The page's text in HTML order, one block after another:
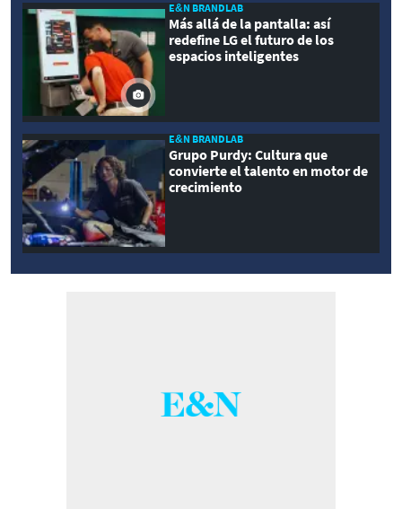
E&N BRANDLAB
Más allá de la pantalla: así
redefine LG el futuro de los
espacios inteligentes
E&N BRANDLAB
Grupo Purdy: Cultura que
convierte el talento en motor de
crecimiento